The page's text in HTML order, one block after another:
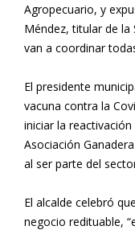
Agropecuario, y
Méndez, titular de la
van a coordinar
El presidente
vacuna contra la
iniciar la
Asociación
al ser parte del
El alcalde celebró
negocio redituable,